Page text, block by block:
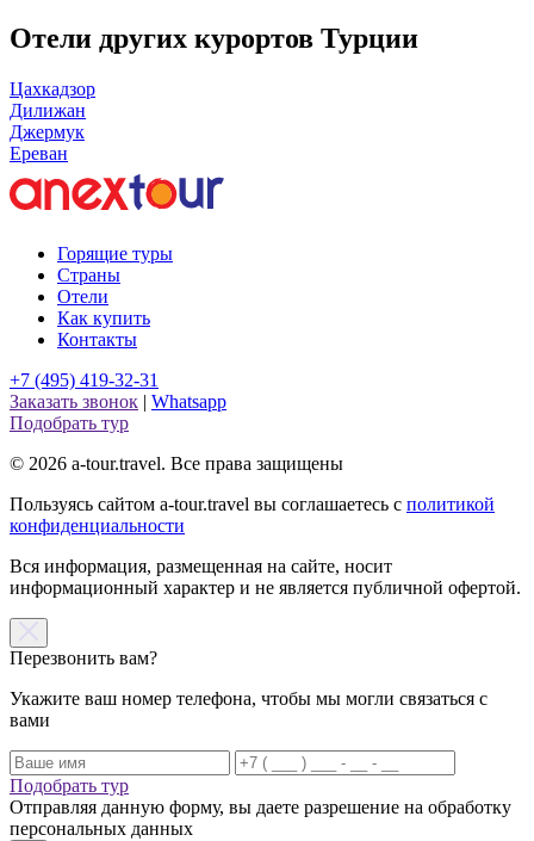
Отели других курортов Турции
Цахкадзор
Дилижан
Джермук
Ереван
Горящие туры
Страны
Отели
Как купить
Контакты
+7 (495) 419-32-31
Заказать звонок | Whatsapp
Подобрать тур
© 2026 a-tour.travel. Все права защищены
Пользуясь сайтом a-tour.travel вы соглашаетесь с политикой
конфиденциальности
Вся информация, размещенная на сайте, носит
информационный характер и не является публичной офертой.
Перезвонить вам?
Укажите ваш номер телефона, чтобы мы могли связаться с
вами
Подобрать тур
Отправляя данную форму, вы даете разрешение на обработку
персональных данных